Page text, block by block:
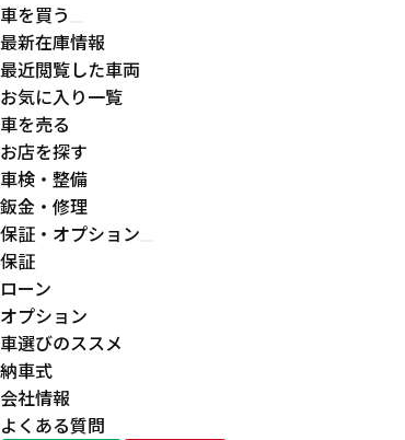
車を買う
最新在庫情報
最近閲覧した車両
お気に入り一覧
車を売る
お店を探す
車検・整備
鈑金・修理
保証・オプション
保証
ローン
オプション
車選びのススメ
納車式
会社情報
よくある質問